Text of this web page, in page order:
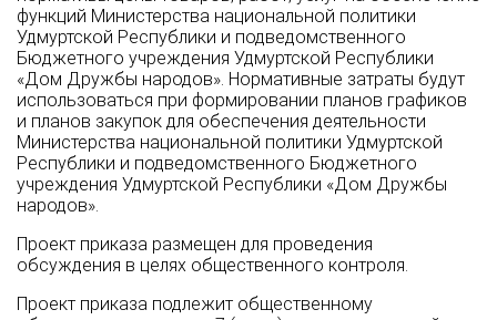
функций Министерства национальной политики
Удмуртской Республики и подведомственного
Бюджетного учреждения Удмуртской Республики
«Дом Дружбы народов». Нормативные затраты будут
использоваться при формировании планов графиков
и планов закупок для обеспечения деятельности
Министерства национальной политики Удмуртской
Республики и подведомственного Бюджетного
учреждения Удмуртской Республики «Дом Дружбы
народов».
Проект приказа размещен для проведения
обсуждения в целях общественного контроля.
Проект приказа подлежит общественному